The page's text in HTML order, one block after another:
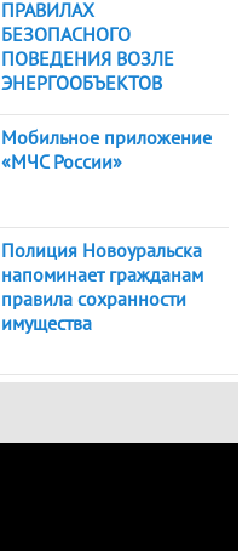
ПРАВИЛАХ
БЕЗОПАСНОГО
ПОВЕДЕНИЯ ВОЗЛЕ
ЭНЕРГООБЪЕКТОВ
Мобильное приложение
«МЧС России»
Полиция Новоуральска
напоминает гражданам
правила сохранности
имущества